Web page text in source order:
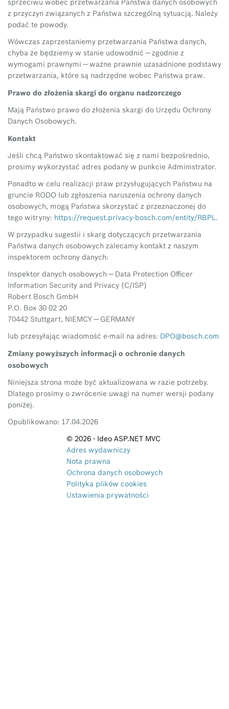
z przyczyn związanych z Państwa szczególną sytuacją. Należy
podać te powody.
Wówczas zaprzestaniemy przetwarzania Państwa danych,
chyba że będziemy w stanie udowodnić — zgodnie z
wymogami prawnymi — ważne prawnie uzasadnione podstawy
przetwarzania, które są nadrzędne wobec Państwa praw.
Prawo do złożenia skargi do organu nadzorczego
Mają Państwo prawo do złożenia skargi do Urzędu Ochrony
Danych Osobowych.
Kontakt
Jeśli chcą Państwo skontaktować się z nami bezpośrednio,
prosimy wykorzystać adres podany w punkcie Administrator.
Ponadto w celu realizacji praw przysługujących Państwu na
gruncie RODO lub zgłoszenia naruszenia ochrony danych
osobowych, mogą Państwa skorzystać z przeznaczonej do
tego witryny: https://request.privacy-bosch.com/entity/RBPL.
W przypadku sugestii i skarg dotyczących przetwarzania
Państwa danych osobowych zalecamy kontakt z naszym
inspektorem ochrony danych:
Inspektor danych osobowych — Data Protection Officer
Information Security and Privacy (C/ISP)
Robert Bosch GmbH
P.O. Box 30 02 20
70442 Stuttgart, NIEMCY — GERMANY
lub przesyłając wiadomość e-mail na adres: DPO@bosch.com
Zmiany powyższych informacji o ochronie danych
osobowych
Niniejsza strona może być aktualizowana w razie potrzeby.
Dlatego prosimy o zwrócenie uwagi na numer wersji podany
poniżej.
Opublikowano: 17.04.2026
© 2026 - Ideo ASP.NET MVC
Adres wydawniczy
Nota prawna
Ochrona danych osobowych
Polityka plików cookies
Ustawienia prywatności